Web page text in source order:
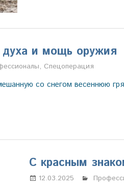
и мощь оружия
, Спецоперация
со снегом весеннюю
С красным
12.03.2025 Настя